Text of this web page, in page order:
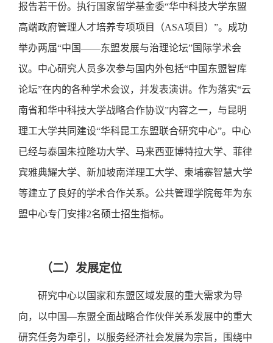
报告若干份。执行国家留学基金委“华中科技大学东盟
高端政府管理人才培养专项项目（ASA项目）”。成功
举办两届“中国——东盟发展与治理论坛”国际学术会
议。中心研究人员多次参与国内外包括“中国东盟智库
论坛”在内的各种学术会议，并发表演讲。作为落实“云
南省和华中科技大学战略合作协议”内容之一，与昆明
理工大学共同建设“华科昆工东盟联合研究中心”。中心
已经与泰国朱拉隆功大学、马来西亚博特拉大学、菲律
宾雅典耀大学、新加坡南洋理工大学、柬埔寨智慧大学
等建立了良好的学术合作关系。公共管理学院每年为东
盟中心专门安排2名硕士招生指标。
（二）发展定位
研究中心以国家和东盟区域发展的重大需求为导
向，以中国—东盟全面战略合作伙伴关系发展中的重大
研究任务为牵引，以服务经济社会发展为宗旨，围绕中